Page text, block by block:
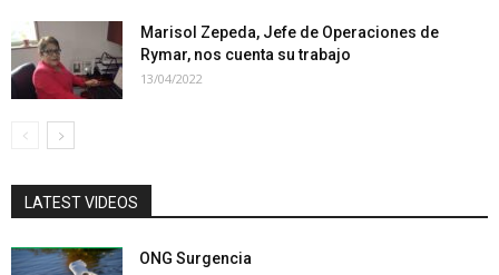
Marisol Zepeda, Jefe de Operaciones de
Rymar, nos cuenta su trabajo
13/04/2022
LATEST VIDEOS
ONG Surgencia